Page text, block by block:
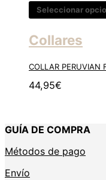
Seleccionar
Collares
COLLAR PERUVIAN
44,95€
GUÍA DE COMPRA
Métodos de pago
Envío